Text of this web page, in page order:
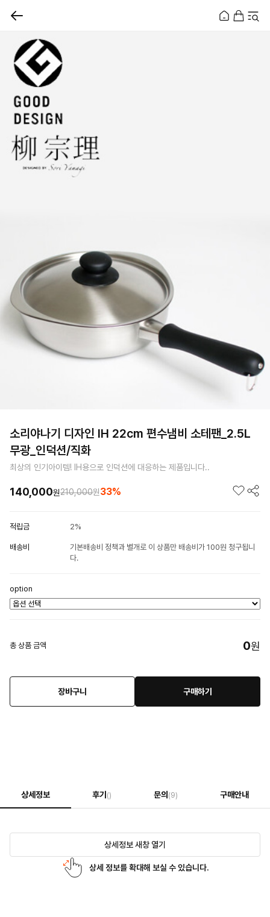
소리야나기 디자인 IH 22cm 편수냄비 소테팬_2.5L
무광_인덕션/직화
최상의 인기아이템! IH용으로 인덕션에 대응하는 제품입니다..
140,000원210,000원33%
적립금 2%
배송비
기본배송비 정책과 별개로 이 상품만 배송비가 100원 청구됩니
다.
option
총 상품 금액 0원
장바구니 구매하기
상세정보 후기 () 문의 (9) 구매안내
상세정보 새창 열기
상세 정보를 확대해 보실 수 있습니다.